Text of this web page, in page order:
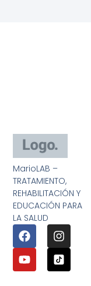
MarioLAB –
TRATAMIENTO,
REHABILITACIÓN Y
EDUCACIÓN PARA
LA SALUD